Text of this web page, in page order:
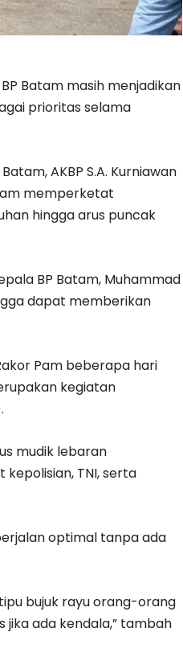
Batam masih menjadikan
prioritas selama
AKBP S.A. Kurniawan
memperketat
hingga arus puncak
BP Batam, Muhammad
dapat memberikan
Pam beberapa hari
kegiatan
mudik lebaran
TNI, serta
optimal tanpa ada
bujuk rayu orang-orang
jika ada kendala,” tambah